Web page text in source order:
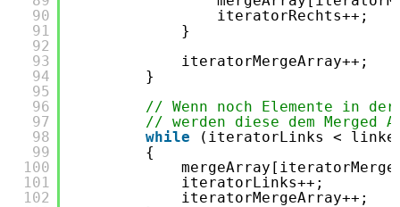
90
91
92
93
94
95
96
97
98
99
100
101
102
iteratorRechts++;
}
iteratorMergeArray++;
}
// Wenn noch Elemente in
// werden diese dem Merged
while
(iteratorLinks <
{
iteratorLinks++;
iteratorMergeArray++;